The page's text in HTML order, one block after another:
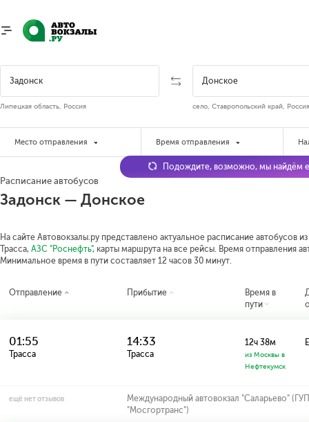
Липецкая область, Россия село, Ставропольский край,
Место отправления Время отправления
Расписание автобусов
Задонск — Донское
На сайте Автовокзалы.ру представлено актуальное расписание автобусов
Трасса, АЗС "Роснефть", карты маршрута на все рейсы. Время отправления
Минимальное время в пути составляет 12 часов 30 минут.
Подождите, возможно, мы найдём
Отправление Прибытие
Время в
пути
01:55
Трасса
14:33
Трасса
12ч 38м
из Москвы в
Нефтекумск
ещё нет отзывов
Международный автовокзал "Саларьево"
"Мосгортранс")